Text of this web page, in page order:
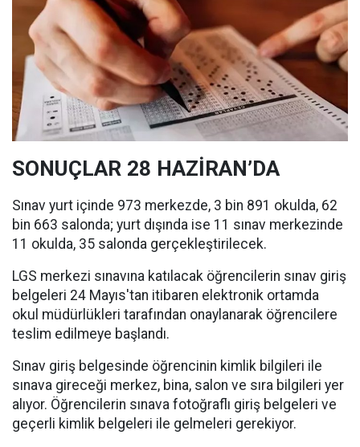
SONUÇLAR 28 HAZİRAN’DA
Sınav yurt içinde 973 merkezde, 3 bin 891 okulda, 62
bin 663 salonda; yurt dışında ise 11 sınav merkezinde
11 okulda, 35 salonda gerçekleştirilecek.
LGS merkezi sınavına katılacak öğrencilerin sınav giriş
belgeleri 24 Mayıs'tan itibaren elektronik ortamda
okul müdürlükleri tarafından onaylanarak öğrencilere
teslim edilmeye başlandı.
Sınav giriş belgesinde öğrencinin kimlik bilgileri ile
sınava gireceği merkez, bina, salon ve sıra bilgileri yer
alıyor. Öğrencilerin sınava fotoğraflı giriş belgeleri ve
geçerli kimlik belgeleri ile gelmeleri gerekiyor.